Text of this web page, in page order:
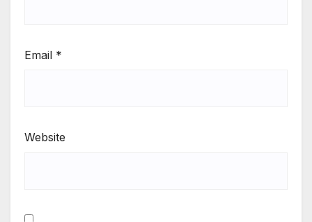
Email *
Website